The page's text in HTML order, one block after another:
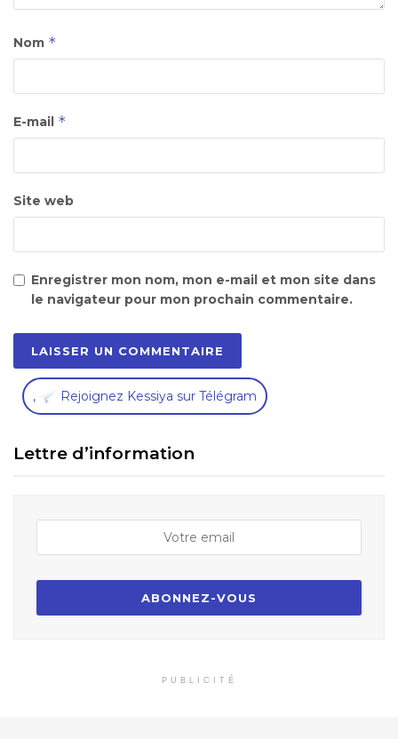
Nom *
E-mail *
Site web
Enregistrer mon nom, mon e-mail et mon site dans
le navigateur pour mon prochain commentaire.
, Rejoignez Kessiya sur Télégram
Lettre d’information
PUBLICITÉ